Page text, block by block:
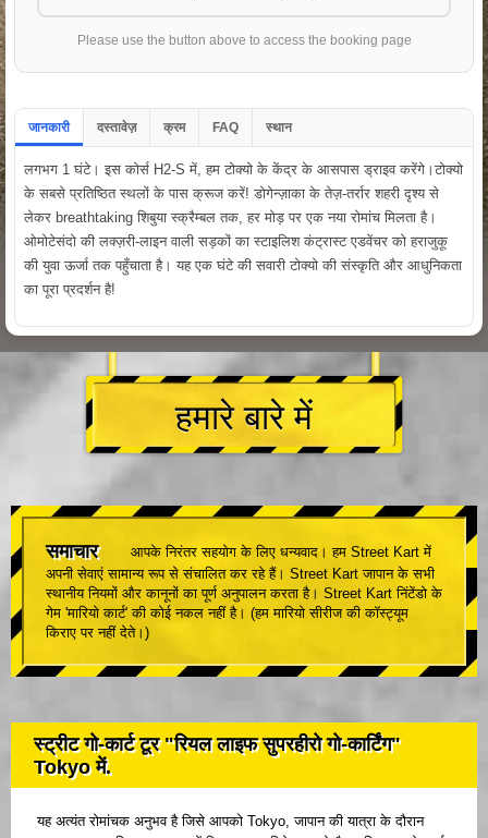
Please use the button above to access the booking page
जानकारी दस्तावेज़ क्रम FAQ स्थान
लगभग 1 घंटे। इस कोर्स H2-S में, हम टोक्यो के केंद्र के आसपास ड्राइव करेंगे।टोक्यो
के सबसे प्रतिष्ठित स्थलों के पास क्रूज करें! डोगेन्ज़ाका के तेज़-तर्रार शहरी दृश्य से
लेकर breathtaking शिबुया स्क्रैम्बल तक, हर मोड़ पर एक नया रोमांच मिलता है।
ओमोटेसंदो की लक्ज़री-लाइन वाली सड़कों का स्टाइलिश कंट्रास्ट एडवेंचर को हराजुकू
की युवा ऊर्जा तक पहुँचाता है। यह एक घंटे की सवारी टोक्यो की संस्कृति और आधुनिकता
का पूरा प्रदर्शन है!
हमारे बारे में
समाचार
आपके निरंतर सहयोग के लिए धन्यवाद। हम Street Kart में
अपनी सेवाएं सामान्य रूप से संचालित कर रहे हैं। Street Kart जापान के सभी
स्थानीय नियमों और कानूनों का पूर्ण अनुपालन करता है। Street Kart निंटेंडो के
गेम 'मारियो कार्ट' की कोई नकल नहीं है। (हम मारियो सीरीज की कॉस्ट्यूम
किराए पर नहीं देते।)
स्ट्रीट गो-कार्ट टूर "रियल लाइफ सुपरहीरो गो-कार्टिंग"
Tokyo में.
यह अत्यंत रोमांचक अनुभव है जिसे आपको Tokyo, जापान की यात्रा के दौरान